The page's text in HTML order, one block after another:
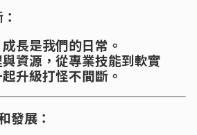
長是我們的日常。
資源，從專業技能到軟實
升級打怪不間斷。
發展：